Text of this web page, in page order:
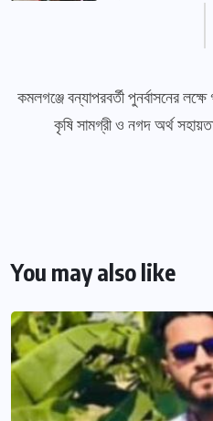
কমলগঞ্জে বন্যাপরবর্তী পুনর্বাসনের লক্ষে
কৃষি সামগ্রী ও নগদ অর্থ
You may also like